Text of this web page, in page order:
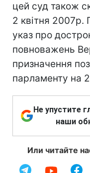
цей суд також
2 квітня 2007р.
указ про
повноважень
призначення
парламенту на
Не упустите
наши
Или читайте